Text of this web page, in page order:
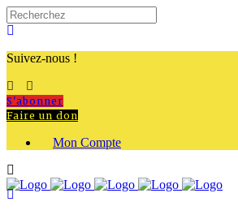
Suivez-nous !
S'abonner
Faire un don
Mon Compte